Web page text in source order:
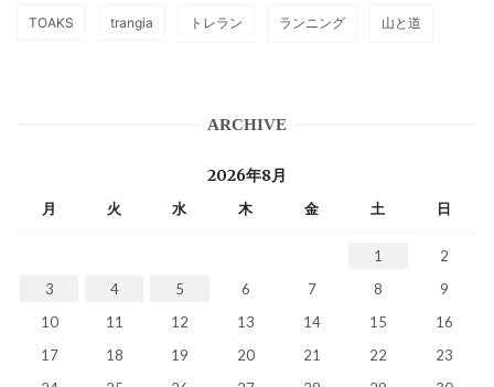
TOAKS trangia トレラン ランニング 山と道
ARCHIVE
2026年8月
月 火 水 木 金 土 日
1
2
3
4 5 6 7 8
9
10
11 12 13 14 15
16
17
18 19 20 21 22
23